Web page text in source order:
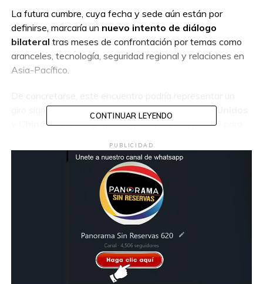
La futura cumbre, cuya fecha y sede aún están por
definirse, marcaría un nuevo intento de diálogo
bilateral tras meses de confrontación por temas como
aranceles, tecnología, seguridad regional y relaciones en
Asia-Pacífico.
giro significativo en las dinámicas entreEstados Unidos
, enviando un mensaje de voluntad política para
Analistas internacionalesobservan con atención este
posible acercamiento, que llega en un momento de alta
sensibilidad en el panorama global.
Compartir en:
CONTINUAR LEYENDO
PUBLICIDAD